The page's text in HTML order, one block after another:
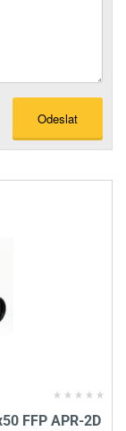
Odeslat
FFP APR-2D